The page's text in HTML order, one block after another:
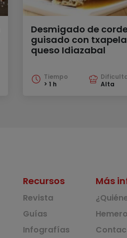
Desmigado de
guisado con
queso Idiazabal
Tiempo
> 1 h
Alta
Recursos
Revista
Guías
Infografías
Más